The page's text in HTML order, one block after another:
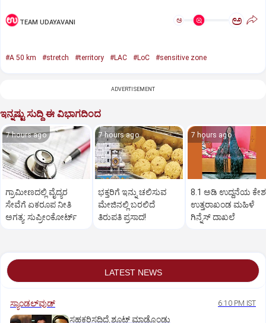
TEAM UDAYAVANI ಅ ಅ
#A 50 km #stretch #territory #LAC #LoC #sensitive zone
ADVERTISEMENT
ಇನ್ನಷ್ಟು ಸುದ್ದಿ ಈ ವಿಭಾಗದಿಂದ
7 hours ago
ಗ್ರಾಮೀಣದಲ್ಲಿ ವೈದ್ಯರ
ಸೇವೆಗೆ ಏಕರೂಪ ನೀತಿ
ಅಗತ್ಯ: ಸುಪ್ರೀಂಕೋರ್ಟ್‌
7 hours ago
ಭಕ್ತರಿಗೆ ಇನ್ನು ಚಲಿಸುವ
ಮೇಜಿನಲ್ಲಿ ಬರಲಿದೆ
ತಿರುಪತಿ ಪ್ರಸಾದ!
7 hours ago
8.1 ಅಡಿ ಉದ್ದನೆಯ
ಉತ್ತರಾಖಂಡ ಮಹಿಳೆ
ಗಿನ್ನೆಸ್‌ ದಾಖಲೆ
LATEST NEWS
ಸ್ಯಾಂಡಲ್‌ವುಡ್‌ 6:10 PM IST
ಸಹಕರಿಸದಿದ್ರೆ ಶೂಟ್‌ ಮಾಡ್ಕೊಂಡು